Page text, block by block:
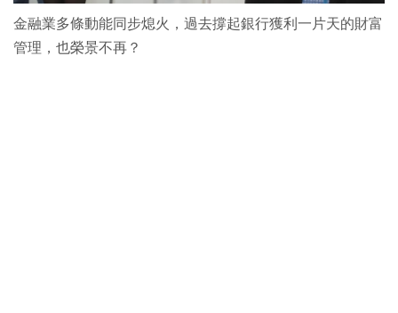
金融業多條動能同步熄火，過去撐起銀行獲利一片天的財富
管理，也榮景不再？